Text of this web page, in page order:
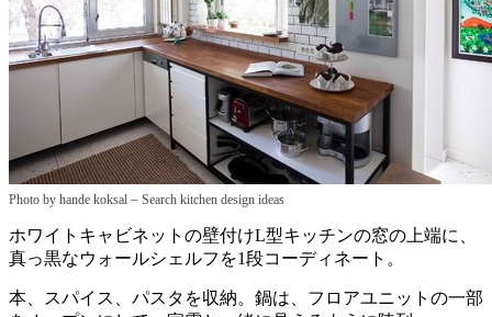
Photo by hande koksal – Search kitchen design ideas
ホワイトキャビネットの壁付けL型キッチンの窓の上端に、
真っ黒なウォールシェルフを1段コーディネート。
本、スパイス、パスタを収納。鍋は、フロアユニットの一部